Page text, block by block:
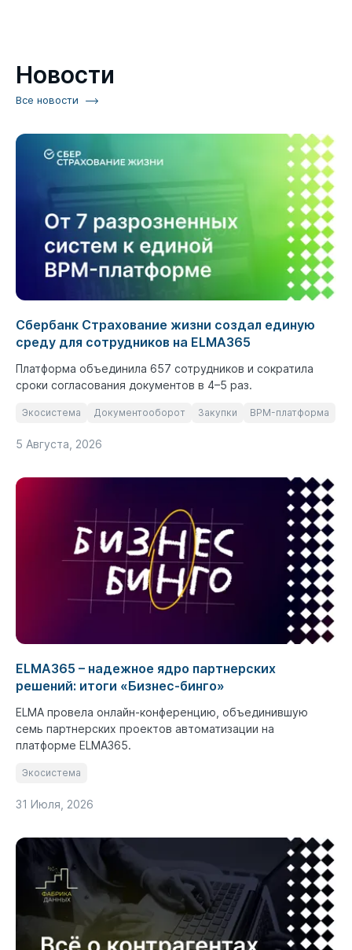
Новости
Все новости
Сбербанк Страхование жизни создал единую
среду для сотрудников на ELMA365
Платформа объединила 657 сотрудников и сократила
сроки согласования документов в 4–5 раз.
Экосистема Документооборот Закупки BPM-платформа
5 Августа, 2026
ELMA365 – надежное ядро партнерских
решений: итоги «Бизнес-бинго»
ELMA провела онлайн-конференцию, объединившую
семь партнерских проектов автоматизации на
платформе ELMA365.
Экосистема
31 Июля, 2026